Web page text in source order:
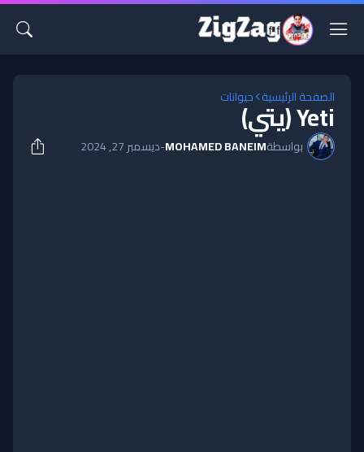
الصفحة الرئيسية حيوانات Yeti (يتي)
بواسطةMOHAMED BANEIM
-ديسمبر 27, 2024